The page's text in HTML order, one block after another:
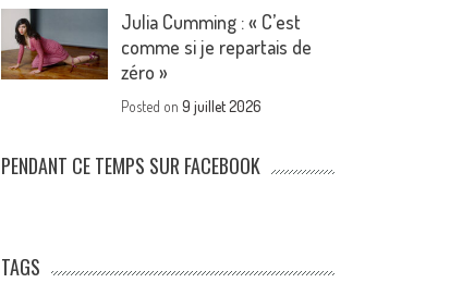
Julia Cumming : « C’est
comme si je repartais de
zéro »
Posted on9 juillet 2026
PENDANT CE TEMPS SUR FACEBOOK
TAGS